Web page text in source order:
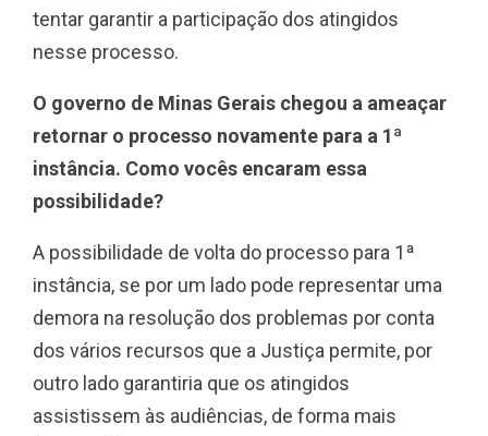
tentar garantir a participação dos atingidos
nesse processo.
O governo de Minas Gerais chegou a ameaçar
retornar o processo novamente para a 1ª
instância. Como vocês encaram essa
possibilidade?
A possibilidade de volta do processo para 1ª
instância, se por um lado pode representar uma
demora na resolução dos problemas por conta
dos vários recursos que a Justiça permite, por
outro lado garantiria que os atingidos
assistissem às audiências, de forma mais